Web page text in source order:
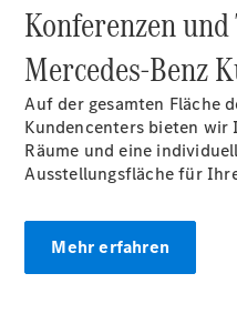
Limousine
elektrisch
E-Klasse
S-Klasse
Mercedes-
Maybach
Konferenzen
Mercedes‑Benz
Auf der gesamten Fläche
Kundencenters bieten
Räume und eine
Ausstellungsfläche für
Mehr erfahren